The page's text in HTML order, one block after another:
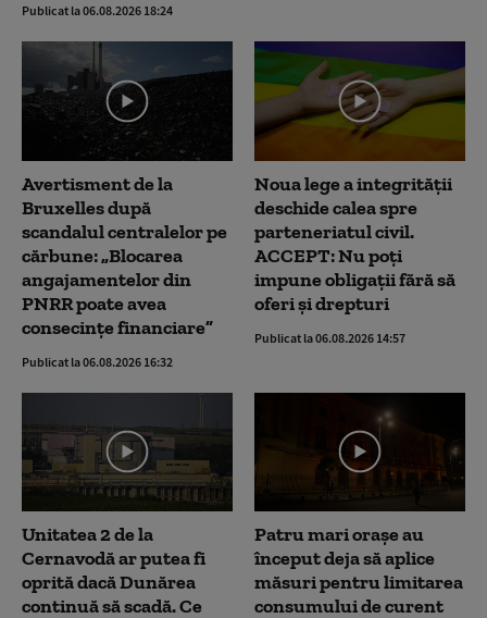
Publicat la 06.08.2026 18:24
Avertisment de la
Bruxelles după
scandalul centralelor pe
cărbune: „Blocarea
angajamentelor din
PNRR poate avea
consecințe financiare”
Publicat la 06.08.2026 16:32
Noua lege a integrității
deschide calea spre
parteneriatul civil.
ACCEPT: Nu poți
impune obligații fără să
oferi și drepturi
Publicat la 06.08.2026 14:57
Unitatea 2 de la
Cernavodă ar putea fi
oprită dacă Dunărea
continuă să scadă. Ce
Patru mari orașe au
început deja să aplice
măsuri pentru limitarea
consumului de curent